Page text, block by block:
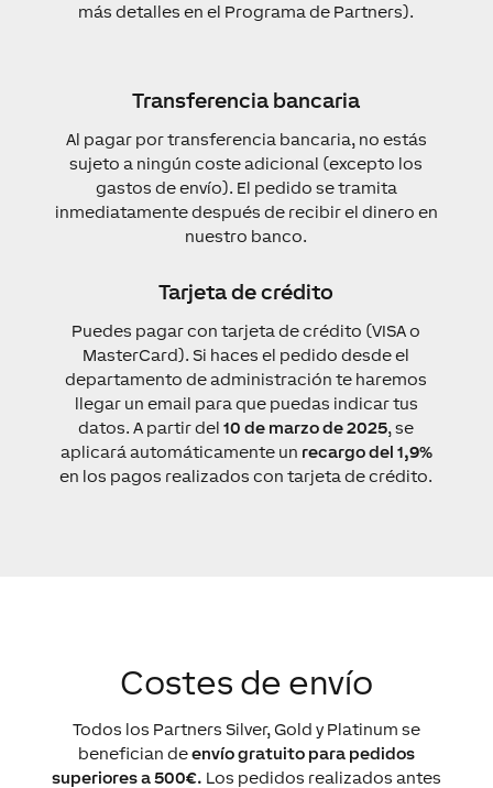
más detalles en el Programa de Partners).
Transferencia bancaria
Al pagar por transferencia bancaria, no estás
sujeto a ningún coste adicional (excepto los
gastos de envío). El pedido se tramita
inmediatamente después de recibir el dinero en
nuestro banco.
Tarjeta de crédito
Puedes pagar con tarjeta de crédito (VISA o
MasterCard). Si haces el pedido desde el
departamento de administración te haremos
llegar un email para que puedas indicar tus
datos. A partir del 10 de marzo de 2025, se
aplicará automáticamente un recargo del 1,9%
en los pagos realizados con tarjeta de crédito.
Costes de envío
Todos los Partners Silver, Gold y Platinum se
benefician deenvío gratuito para pedidos
superiores a 500€. Los pedidos realizados antes